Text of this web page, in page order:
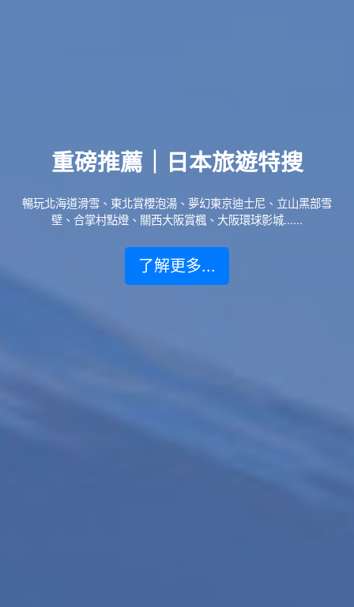
重磅推薦｜日本旅遊特搜
暢玩北海道滑雪、東北賞櫻泡湯、夢幻東京迪士尼、立山黑部雪
壁、合掌村點燈、關西大阪賞楓、大阪環球影城......
了解更多...